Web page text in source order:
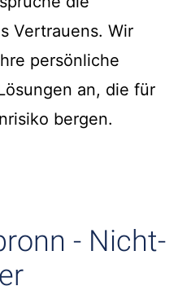
Vertrauens. Wir
persönliche
an, die für
bergen.
- Nicht-